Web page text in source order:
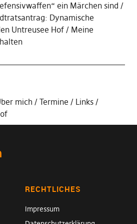
ein Märchen sind
Dynamische
Untreusee Hof
Meine
mich Termine
Links
RECHTLICHES
Impressum